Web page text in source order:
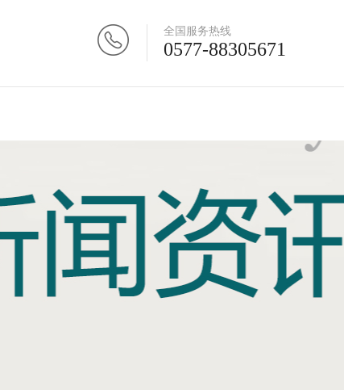
全国服务热线
0577-88305671